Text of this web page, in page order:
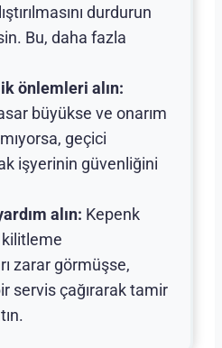
durdurun
Bu, daha fazla
önlemleri alın:
büyükse ve onarım
geçici
işyerinin güvenliğini
alın: Kepenk
zarar görmüşse,
servis çağırarak tamir